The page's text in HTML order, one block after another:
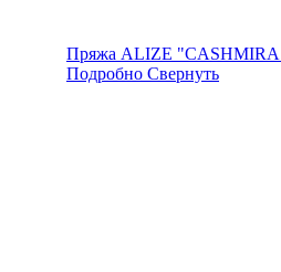
Пряжа ALIZE
Подробно Свернуть